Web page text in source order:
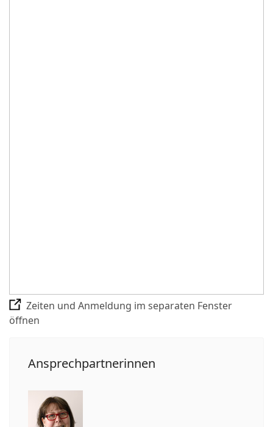
Zeiten und Anmeldung im separaten Fenster
öffnen
Ansprechpartnerinnen